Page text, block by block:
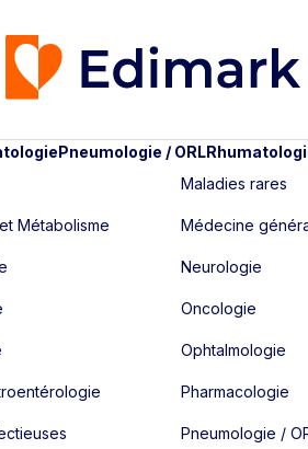
Pneumologie / ORL
Métabolisme
Maladies rares
Médecine
Neurologie
Oncologie
Ophtalmologie
Pharmacologie
Pneumologie /